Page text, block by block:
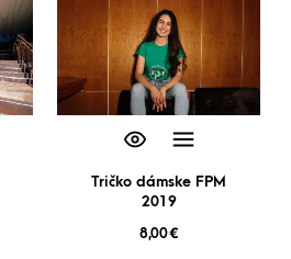
Tričko dámske FPM
2019
8,00€